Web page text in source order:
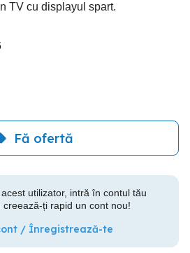
TV cu displayul spart.
Fă ofertă
utilizator, intră în contul tău
creează-ți rapid un cont nou!
/ Înregistrează-te